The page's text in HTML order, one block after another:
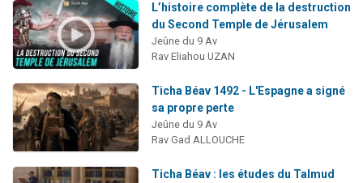
L’histoire complète de la destruction
du Second Temple de Jérusalem
Jeûne du 9 Av
Rav Eliahou UZAN
Ticha Béav 1492 - L'Espagne a signé
sa propre perte
Jeûne du 9 Av
Rav Gad ALLOUCHE
Ticha Béav : les études du Talmud